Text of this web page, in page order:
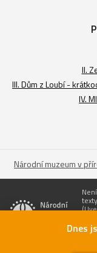
Dnes
II.
III. Dům z Loubí -
IV.
Národní muzeum v
na